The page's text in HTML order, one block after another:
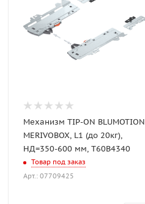
Механизм TIP-ON BLUMOTION
MERIVOBOX, L1 (до 20кг),
НД=350-600 мм, T60B4340
Товар под заказ
Арт.: 07709425